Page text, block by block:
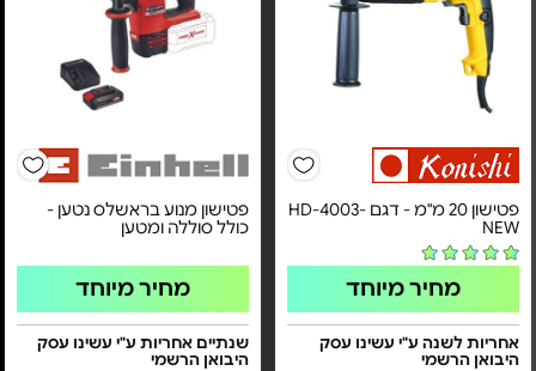
פטישון 20 מ"מ - דגם HD-4003-
NEW
מחיר מיוחד
אחריות לשנה ע"י עשינו עסק
היבואן הרשמי
פטישון מנוע בראשלס נטען -
כולל סוללה ומטען
מחיר מיוחד
שנתיים אחריות ע"י עשינו עסק
היבואן הרשמי